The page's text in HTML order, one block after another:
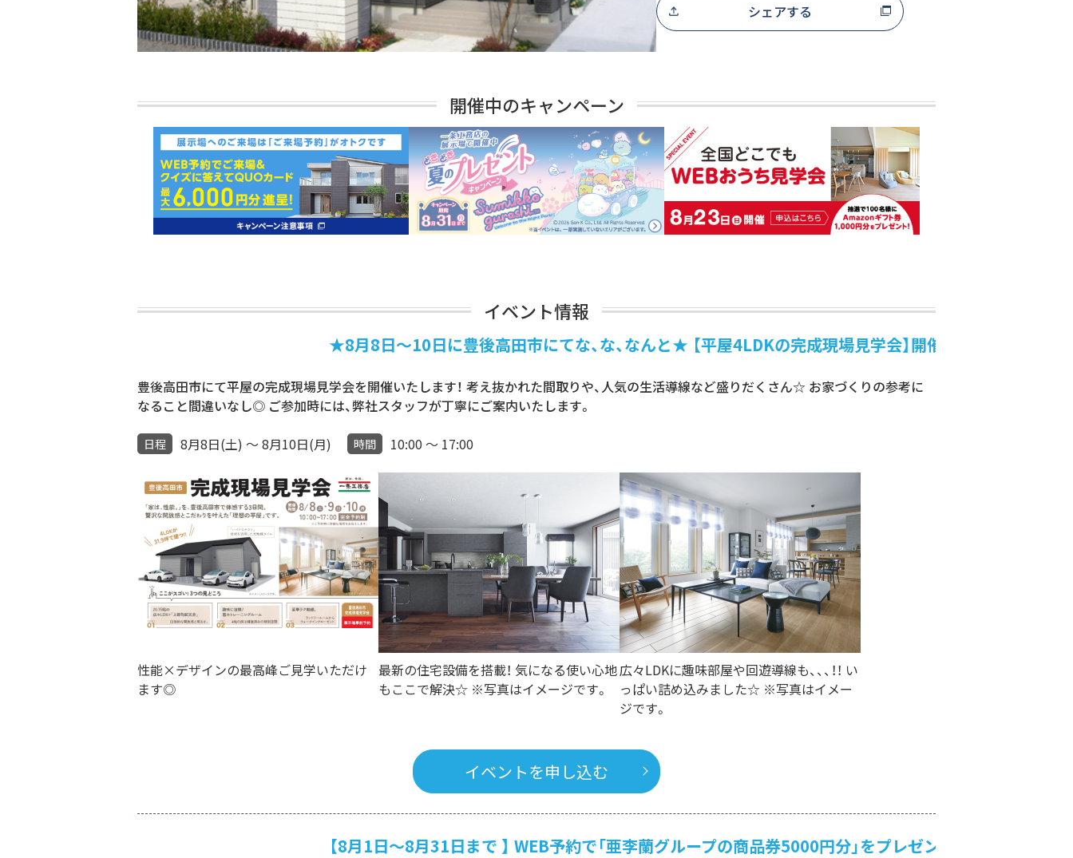
シェアする
開催中のキャンペーン
イベント情報
★8月8日～10日に豊後高田市にてな、な、なんと★ 【平屋4LDKの完成現場見学会】開催決定！！
豊後高田市にて平屋の完成現場見学会を開催いたします！ 考え抜かれた間取りや、人気の生活導線など盛りだくさん☆ お家づくりの参考に
なること間違いなし◎ ご参加時には、弊社スタッフが丁寧にご案内いたします。
日程 8月8日(土) ～ 8月10日(月) 時間 10:00 ～ 17:00
性能×デザインの最高峰ご見学いただけ
ます◎
最新の住宅設備を搭載！ 気になる使い心地
もここで解決☆ ※写真はイメージです。
広々LDKに趣味部屋や回遊導線も、、、！！ い
っぱい詰め込みました☆ ※写真はイメー
ジです。
イベントを申し込む
【8月1日～8月31日まで 】 WEB予約で「亜李蘭グループの商品券5000円分」をプレゼント♪